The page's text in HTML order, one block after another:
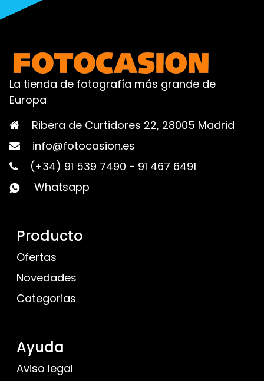
La tienda de fotografía más grande de
Europa
Ribera de Curtidores 22, 28005 Madrid
info@fotocasion.es
(+34) 91 539 7490 - 91 467 6491
Whatsapp
Producto
Ofertas
Novedades
Categorias
Ayuda
Aviso legal